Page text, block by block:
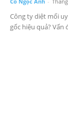
Công ty diệt mối
gốc hiệu quả? Vấn